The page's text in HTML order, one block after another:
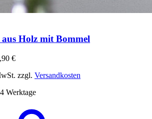
aus Holz mit Bommel
€
zzgl. Versandkosten
Werktage